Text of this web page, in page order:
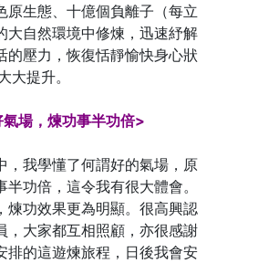
原生態、十億個負離子（每立
大自然環境中修煉，迅速紓解
的壓力，恢復恬靜愉快身心狀
大提升。
場，煉功事半功倍>
，我學懂了何謂好的氣場，原
功倍，這令我有很大體會。
煉功效果更為明顯。很高興認
，大家都互相照顧，亦很感謝
排的這遊煉旅程，日後我會安